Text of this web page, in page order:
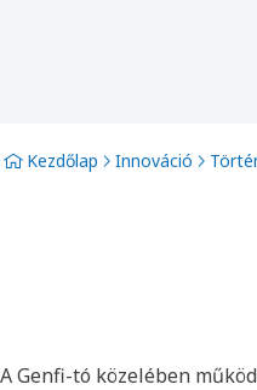
Kezdőlap Innováció
A Genfi-tó közelében